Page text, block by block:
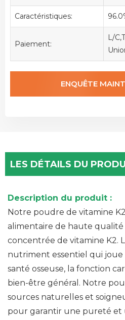
Caractéristiques:
Paiement:
L/
ENQUÊTE
LES DÉTAILS DU
Description du produit :
Notre poudre de vitamine
alimentaire de haute
concentrée de vitamine K2.
nutriment essentiel qui joue
santé osseuse, la fonction
bien-être général. Notre
sources naturelles et
pour garantir une pureté et